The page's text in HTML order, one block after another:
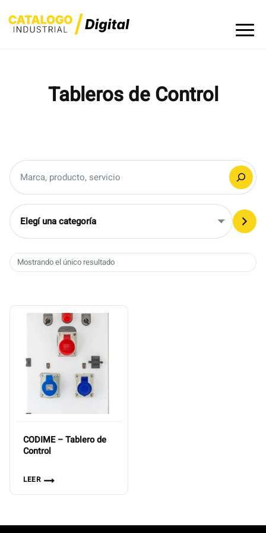
to
Tableros de Control
Mostrando el único resultado
CODIME – Tablero de
Control
LEER
Elegí
una
categoría